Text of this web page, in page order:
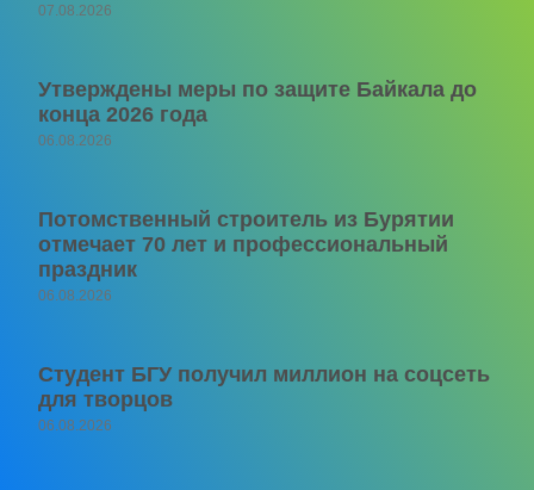
07.08.2026
Утверждены меры по защите Байкала до
конца 2026 года
06.08.2026
Потомственный строитель из Бурятии
отмечает 70 лет и профессиональный
праздник
06.08.2026
Студент БГУ получил миллион на соцсеть
для творцов
06.08.2026